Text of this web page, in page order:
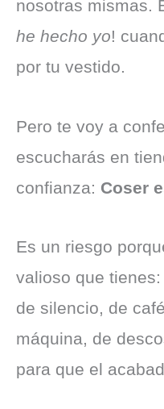
nosotras mismas.
he hecho yo!
por tu vestido.
Pero te voy a
escucharás en
confianza: Coser
Es un riesgo
valioso que tienes:
de silencio, de
máquina, de
para que el